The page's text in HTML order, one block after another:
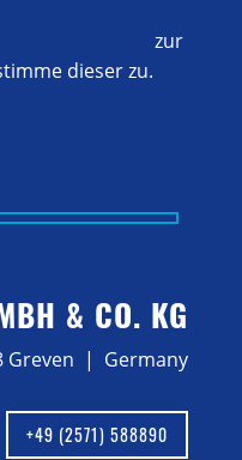
zur
dieser zu.
& CO. KG
Greven | Germany
+49 (2571) 588890